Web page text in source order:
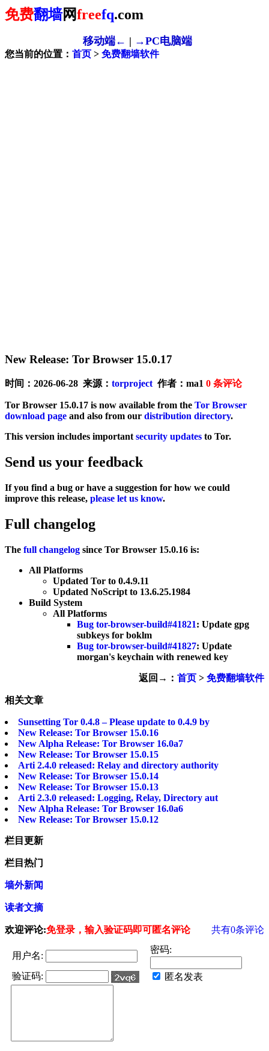
免费翻墙网freefq.com
移动端← | →PC电脑端
您当前的位置： 首页 > 免费翻墙软件
New Release: Tor Browser 15.0.17
时间：2026-06-28 来源： torproject 作者：ma1 0 条评论
Tor Browser 15.0.17 is now available from the Tor Browser
download page and also from our distribution directory.
This version includes important security updates to Tor.
Send us your feedback
If you find a bug or have a suggestion for how we could
improve this release, please let us know.
Full changelog
The full changelog since Tor Browser 15.0.16 is:
All Platforms
Updated Tor to 0.4.9.11
Updated NoScript to 13.6.25.1984
Build System
All Platforms
Bug tor-browser-build#41821: Update gpg
subkeys for boklm
Bug tor-browser-build#41827: Update
morgan's keychain with renewed key
返回→： 首页 > 免费翻墙软件
相关文章
Sunsetting Tor 0.4.8 – Please update to 0.4.9 by
New Release: Tor Browser 15.0.16
New Alpha Release: Tor Browser 16.0a7
New Release: Tor Browser 15.0.15
Arti 2.4.0 released: Relay and directory authority
New Release: Tor Browser 15.0.14
New Release: Tor Browser 15.0.13
Arti 2.3.0 released: Logging, Relay, Directory aut
New Alpha Release: Tor Browser 16.0a6
New Release: Tor Browser 15.0.12
栏目更新
栏目热门
墙外新闻
读者文摘
欢迎评论:免登录，输入验证码即可匿名评论 共有0条评论
用户名:
密码:
验证码: 匿名发表